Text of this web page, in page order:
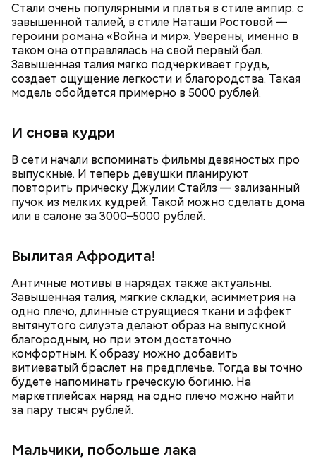
Стали очень популярными и платья в стиле ампир: с
завышенной талией, в стиле Наташи Ростовой —
героини романа «Война и мир». Уверены, именно в
таком она отправлялась на свой первый бал.
Завышенная талия мягко подчеркивает грудь,
создает ощущение легкости и благородства. Такая
модель обойдется примерно в 5000 рублей.
И снова кудри
В сети начали вспоминать фильмы девяностых про
выпускные. И теперь девушки планируют
повторить прическу Джулии Стайлз — зализанный
пучок из мелких кудрей. Такой можно сделать дома
или в салоне за 3000–5000 рублей.
Вылитая Афродита!
Античные мотивы в нарядах также актуальны.
Завышенная талия, мягкие складки, асимметрия на
одно плечо, длинные струящиеся ткани и эффект
вытянутого силуэта делают образ на выпускной
благородным, но при этом достаточно
комфортным. К образу можно добавить
витиеватый браслет на предплечье. Тогда вы точно
будете напоминать греческую богиню. На
маркетплейсах наряд на одно плечо можно найти
за пару тысяч рублей.
Мальчики, побольше лака
Для заправки нужно мелко нарезать чеснок и
смешать его с уксусом, оливковым маслом, сахаром
и нарезанной веточкой тархуна.
— Для сервировки салата необходимо выложить
все ингредиенты в чашу, поджарить слайсы сыра
на сковороде и выложить их на салат, — дополнил
Белькович.
Глазурь